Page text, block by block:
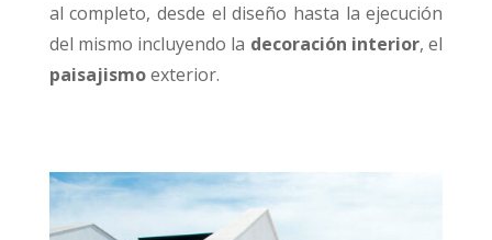
al completo, desde el diseño hasta la ejecución
del mismo incluyendo la decoración interior, el
paisajismoexterior.